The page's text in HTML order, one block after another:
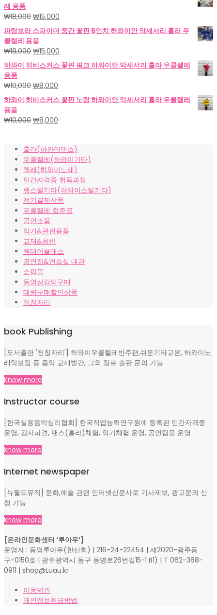
가
격:
₩18,000.
가
₩15,000.
레 용품
₩18,000 원
래
가
격:
₩18,000.
₩15,000
재
가
₩15,000.
파랑보라 스파이더 중간 꽃핀 6인치 하와이안 악세서리 훌라 우
쿨렐레 용품
₩18,000 원
래
가
격:
₩18,000.
₩15,000
재
가
하와이 히비스커스 꽃핀 핑크 하와이안 악세서리 훌라 우쿨렐레
용품
₩10,000 원
래
가
격:
₩10,000.
₩8,000
재
가
₩8,000.
하와이 히비스커스 꽃핀 노랑 하와이안 악세서리 훌라 우쿨렐레
용품
₩10,000 원
격:
₩10,000.
₩8,000
격:
₩8,000.
훌라(하와이댄스)
우쿨렐레(하와이기타)
멜레(하와이노래)
민간자격증 취득과정
랩스틸기타(하와이스틸기타)
정기결제상품
우쿨렐레 합주곡
공연소품
악기&관련용품
교재&음반
원데이클래스
공연장&연습실 대관
쇼핑몰
동영상강의구매
대량구매할인상품
천칭자리
book Publishing
[도서출판 '천칭자리'] 하와이우쿨렐레반주편,쉬운기타교본, 하와이노
래악보집 등 음악 교재발간, 그외 장르 출판 문의 가능
Know more
Instructor course
[한국실용음악심리협회] 한국직업능력연구원에 등록된 민간자격증
운영, 강사파견, 댄스(훌라)체험, 악기체험 운영, 공연팀을 운영
know more
Internet newspaper
[뉴월드뮤직] 문화,예술 관련 인터넷신문사로 기사제보, 광고문의 신
청 가능
know more
[온라인문화센터 ‘루아우’]
운영자 : 동명루아우(한신희) | 216-24-22454 | 제2020-광주동
구-0150호 | 광주광역시 동구 동명로26번길15-1 B1) | T 062-368-
0911 | shop@Luau.kr
이용약관
개인정보취급방법